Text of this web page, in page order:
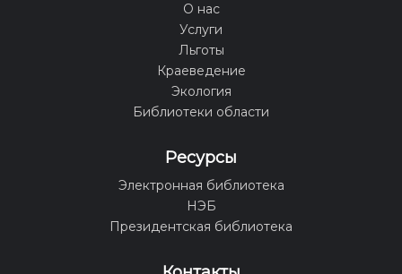
О нас
Услуги
Льготы
Краеведение
Экология
Библиотеки области
Ресурсы
Электронная библиотека
НЭБ
Президентская библиотека